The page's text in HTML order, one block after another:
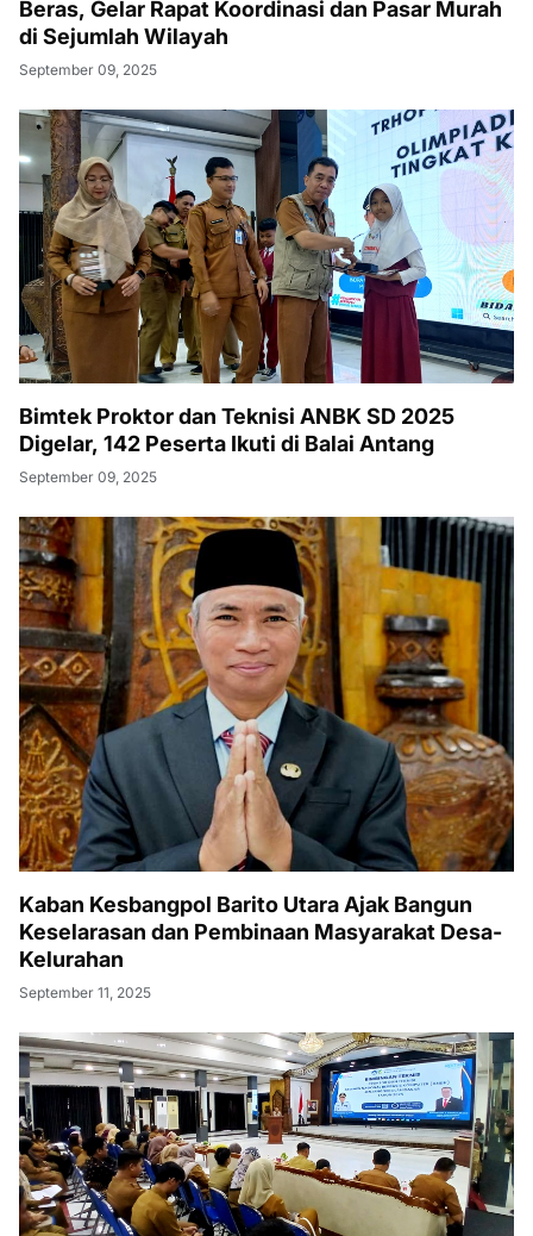
Beras, Gelar Rapat Koordinasi dan Pasar Murah
di Sejumlah Wilayah
September 09, 2025
Bimtek Proktor dan Teknisi ANBK SD 2025
Digelar, 142 Peserta Ikuti di Balai Antang
September 09, 2025
Kaban Kesbangpol Barito Utara Ajak Bangun
Keselarasan dan Pembinaan Masyarakat Desa-
Kelurahan
September 11, 2025